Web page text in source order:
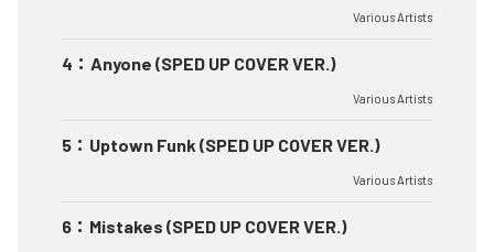
Various Artists
4 ： Anyone (SPED UP COVER VER.)
Various Artists
5 ： Uptown Funk (SPED UP COVER VER.)
Various Artists
6 ： Mistakes (SPED UP COVER VER.)